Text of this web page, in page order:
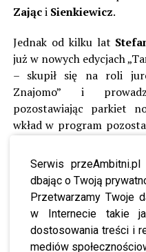
Serwis
dbając o Twoją
Przetwarzamy Twoje
w Internecie takie
dostosowania treści i
mediów
Zająci Sienkiewicz.
Jednak od kilku lat
już w nowych edycjach
– skupił się na roli
Znajomo” i
pozostawiając parkiet
wkład w program
współpracę z gwiazdami.
Miniona niedziela była
„Tańca z Gwiazdami”
które na przestrzeni lat
programu. Wśród nich